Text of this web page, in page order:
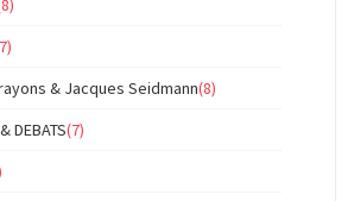
& Jacques Seidmann(8)
DEBATS(7)